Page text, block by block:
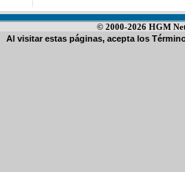
© 2000-2026 HGM
Al visitar estas páginas, acepta los